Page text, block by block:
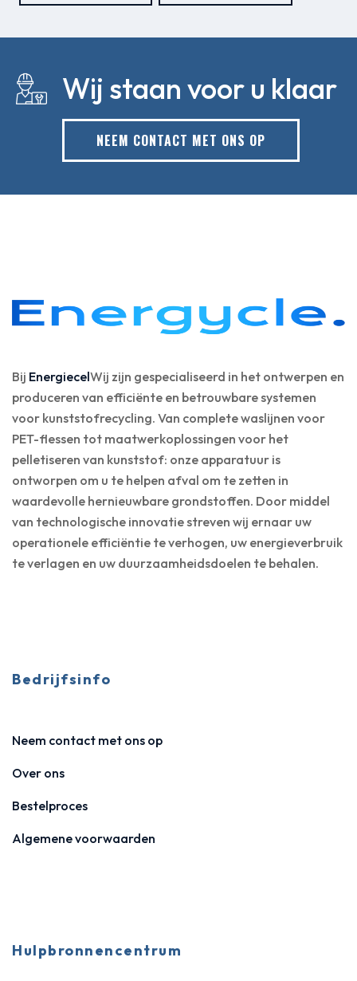
Wij staan voor u klaar
NEEM CONTACT MET ONS OP
Bij EnergiecelWij zijn gespecialiseerd in het ontwerpen en
produceren van efficiënte en betrouwbare systemen
voor kunststofrecycling. Van complete waslijnen voor
PET-flessen tot maatwerkoplossingen voor het
pelletiseren van kunststof: onze apparatuur is
ontworpen om u te helpen afval om te zetten in
waardevolle hernieuwbare grondstoffen. Door middel
van technologische innovatie streven wij ernaar uw
operationele efficiëntie te verhogen, uw energieverbruik
te verlagen en uw duurzaamheidsdoelen te behalen.
Bedrijfsinfo
Neem contact met ons op
Over ons
Bestelproces
Algemene voorwaarden
Hulpbronnencentrum